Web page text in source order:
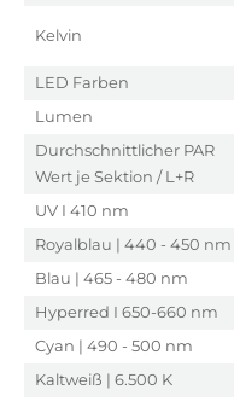
Kelvin
LED Farben
Lumen
Durchschnittlicher PAR
Wert je Sektion / L+R
UV I 410 nm
Royalblau | 440 - 450 nm
Blau | 465 - 480 nm
Hyperred I 650-660 nm
Cyan | 490 - 500 nm
Kaltweiß | 6.500 K